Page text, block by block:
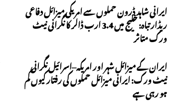
ایرانی شاہد ڈرون حملوں سے امریکی میزائل دفاعی
ریڈار تباہ: خلیج میں 3.4 ارب ڈالر کا نگرانی نیٹ
ورک متاثر
ایران کے میزائل شہر اور امریکہ–اسرائیل نگرانی
نیٹ ورک: ایرانی میزائل حملوں کی رفتار کیوں کم
ہو رہی ہے